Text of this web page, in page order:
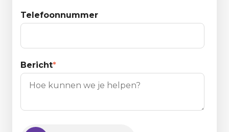
Telefoonnummer
Bericht*